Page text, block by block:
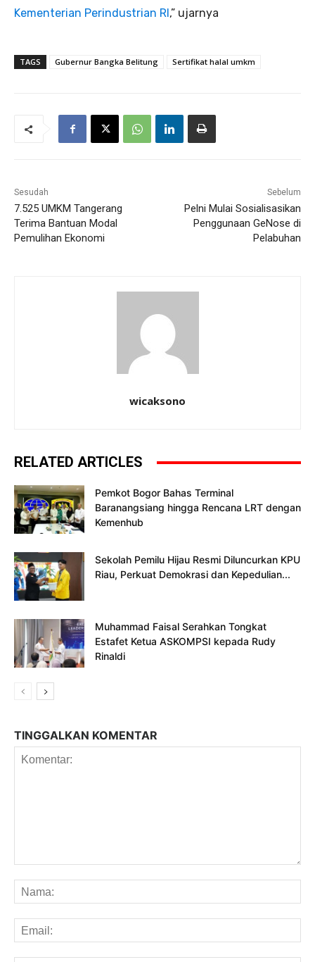
Kementerian Perindustrian RI ,” ujarnya
TAGS Gubernur Bangka Belitung Sertifikat halal umkm
Sesudah
7.525 UMKM Tangerang
Terima Bantuan Modal
Pemulihan Ekonomi
Sebelum
Pelni Mulai Sosialisasikan
Penggunaan GeNose di
Pelabuhan
wicaksono
RELATED ARTICLES
Pemkot Bogor Bahas Terminal
Baranangsiang hingga Rencana LRT dengan
Kemenhub
Sekolah Pemilu Hijau Resmi Diluncurkan KPU
Riau, Perkuat Demokrasi dan Kepedulian...
Muhammad Faisal Serahkan Tongkat
Estafet Ketua ASKOMPSI kepada Rudy
Rinaldi
TINGGALKAN KOMENTAR